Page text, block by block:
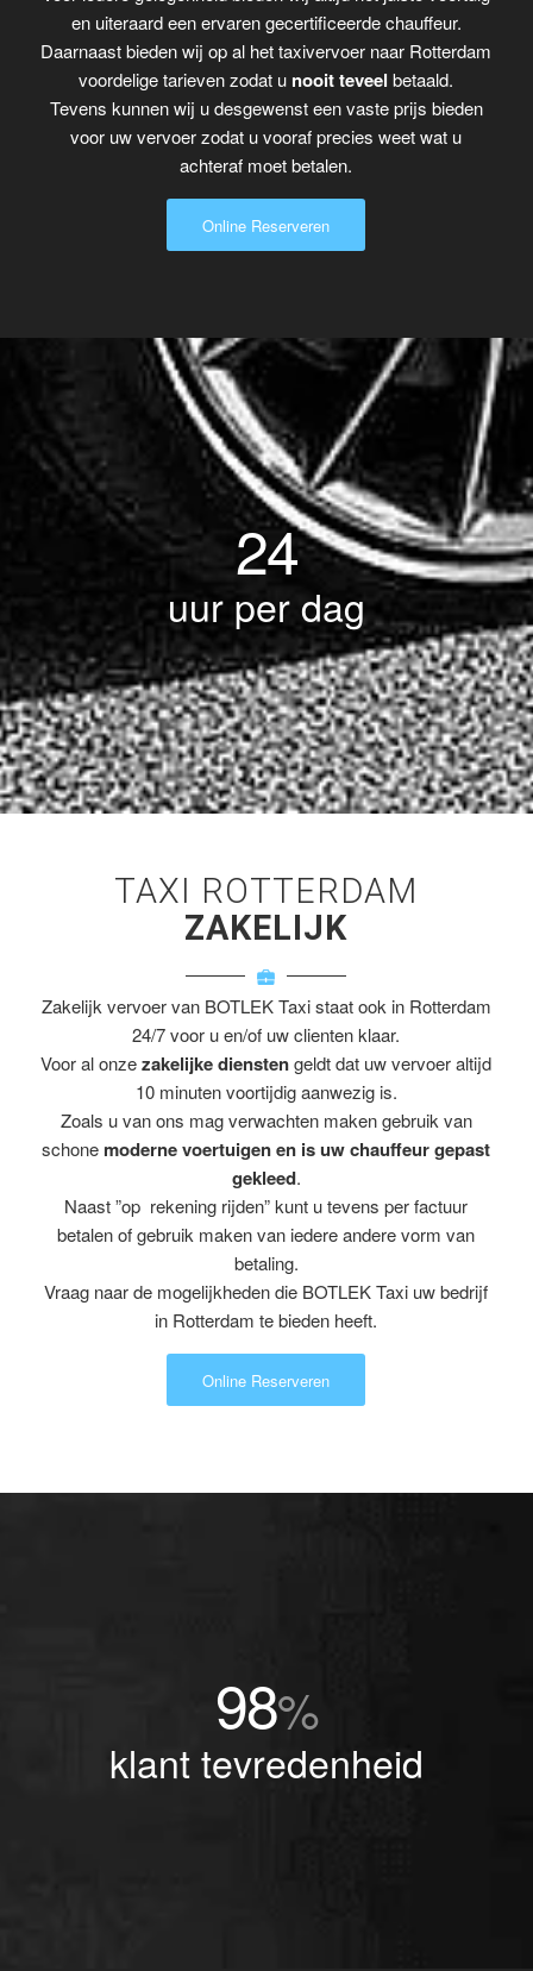
en uiteraard een ervaren gecertificeerde chauffeur.
Daarnaast bieden wij op al het taxivervoer naar Rotterdam
voordelige tarieven zodat u nooit teveel betaald.
Tevens kunnen wij u desgewenst een vaste prijs bieden
voor uw vervoer zodat u vooraf precies weet wat u
achteraf moet betalen.
Online Reserveren
24
uur per dag
TAXI ROTTERDAM
ZAKELIJK
Zakelijk vervoer van BOTLEK Taxi staat ook in Rotterdam
24/7 voor u en/of uw clienten klaar.
Voor al onzezakelijke dienstengeldt dat uw vervoer altijd
10 minuten voortijdig aanwezig is.
Zoals u van ons mag verwachten maken gebruik van
schone moderne voertuigen en is uw chauffeur gepast
gekleed.
Naast ”op rekening rijden” kunt u tevens per factuur
betalen of gebruik maken van iedere andere vorm van
betaling.
Vraag naar de mogelijkheden die BOTLEK Taxi uw bedrijf
in Rotterdam te bieden heeft.
Online Reserveren
98%
klant tevredenheid